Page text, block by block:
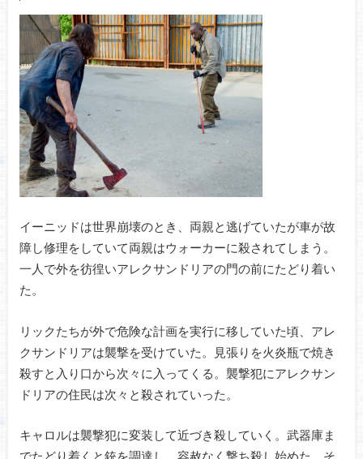
イーニッドは世界崩壊のとき、両親と逃げていたが車が故
障し修理をしていて両親はウォーカーに殺されてしまう。
一人で外を彷徨いアレクサンドリアの門の前にたどり着い
た。
リックたちが外で危険な計画を実行に移していた頃、アレ
クサンドリアは襲撃を受けていた。見張りを火炎瓶で焼き
殺すと入り口から次々に入ってくる。襲撃犯にアレクサン
ドリアの住民は次々と殺されていった。
キャロルは襲撃犯に変装して近づき殺していく。武器庫ま
でたどり着くと銃を調達し、容赦なく撃ち殺し始めた。そ